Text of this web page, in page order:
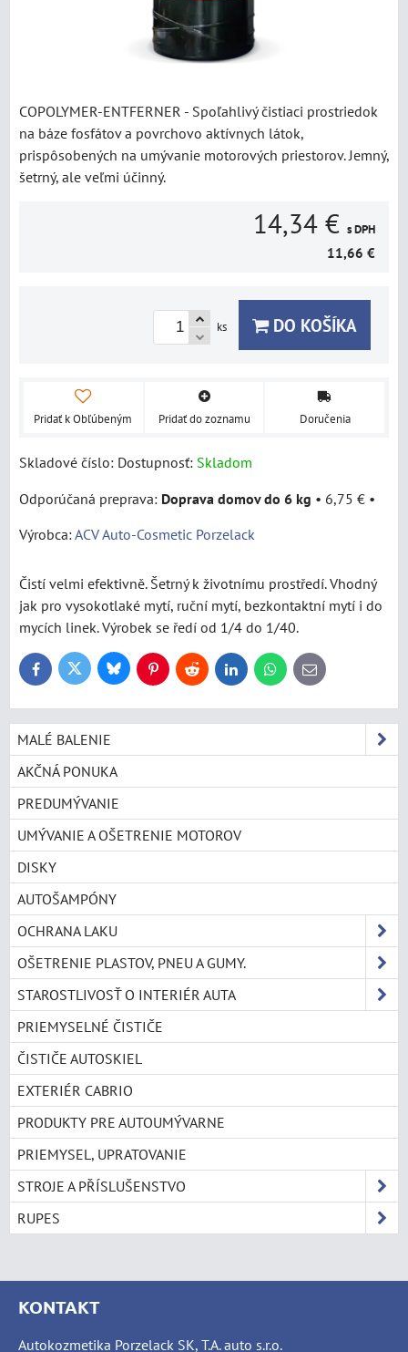
COPOLYMER-ENTFERNER - Spoľahlivý čistiaci prostriedok
na báze fosfátov a povrchovo aktívnych látok,
prispôsobených na umývanie motorových priestorov. Jemný,
šetrný, ale veľmi účinný.
14,34 € s DPH
11,66 €
ks DO KOŠÍKA
Pridať k Obľúbeným Pridať do zoznamu Doručenia
Skladové číslo: Dostupnosť: Skladom
Doprava domov do 6 kg • 6,75 € •
Výrobca:ACV Auto-Cosmetic Porzelack
Čistí velmi efektivně. Šetrný k životnímu prostředí. Vhodný
jak pro vysokotlaké mytí, ruční mytí, bezkontaktní mytí i do
mycích linek. Výrobek se ředí od 1/4 do 1/40.
FacebookTwitter BlueskyPinterestReddit LinkedInWhatsApp
E-
mail
MALÉ BALENIE
AKČNÁ PONUKA
PREDUMÝVANIE
UMÝVANIE A OŠETRENIE MOTOROV
DISKY
AUTOŠAMPÓNY
OCHRANA LAKU
OŠETRENIE PLASTOV, PNEU A GUMY.
STAROSTLIVOSŤ O INTERIÉR AUTA
PRIEMYSELNÉ ČISTIČE
ČISTIČE AUTOSKIEL
EXTERIÉR CABRIO
PRODUKTY PRE AUTOUMÝVARNE
PRIEMYSEL, UPRATOVANIE
STROJE A PŘÍSLUŠENSTVO
RUPES
KONTAKT
Autokozmetika Porzelack SK, T.A. auto s.r.o.